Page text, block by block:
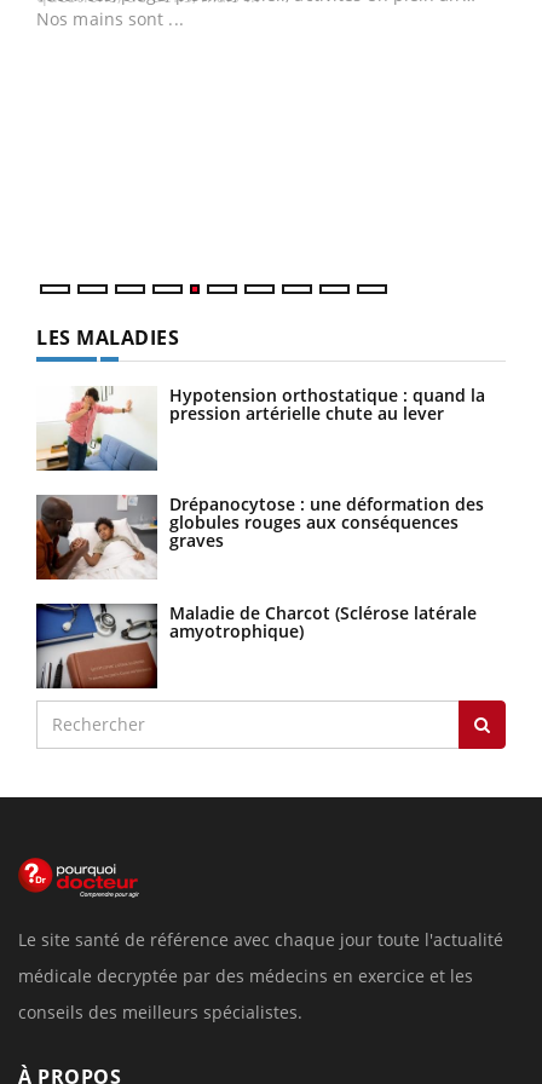
LES MALADIES
Hypotension orthostatique : quand la
pression artérielle chute au lever
Drépanocytose : une déformation des
globules rouges aux conséquences
graves
Maladie de Charcot (Sclérose latérale
amyotrophique)
Le site santé de référence avec chaque jour toute l'actualité
médicale decryptée par des médecins en exercice et les
conseils des meilleurs spécialistes.
À PROPOS